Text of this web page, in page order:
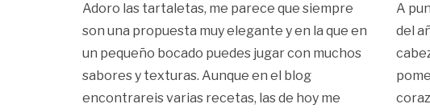
Adoro las tartaletas, me parece que siempre
son una propuesta muy elegante y en la que en
un pequeño bocado puedes jugar con muchos
sabores y texturas. Aunque en el blog
encontrareis varias recetas, las de hoy me
A
del